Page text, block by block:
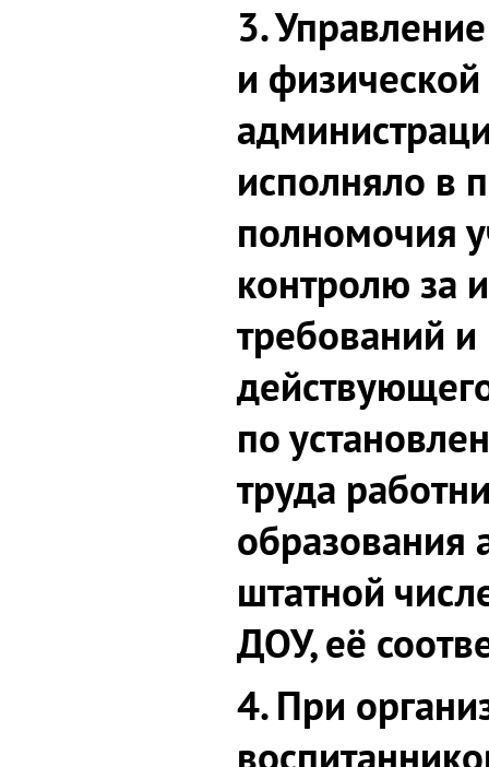
3.
и
исполняло в
полномочия
контролю за
требований
по
труда
образования
штатной
ДОУ, её
4. При